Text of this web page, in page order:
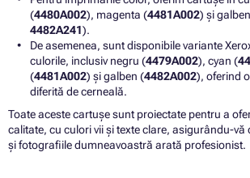
(4480A002), magenta (4481A002) și
4482A241).
De asemenea, sunt disponibile variante
culorile, inclusiv negru (4479A002), cyan (
(4481A002) și galben (4482A002), oferind
diferită de cerneală.
Toate aceste cartușe sunt proiectate pentru a
calitate, cu culori vii și texte clare, asigurându-vă
și fotografiile dumneavoastră arată profesionist.